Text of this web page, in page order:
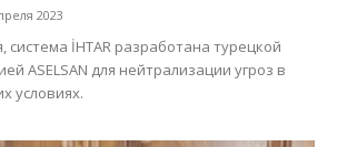
2023
İHTAR разработана турецкой
ASELSAN для нейтрализации угроз в
условиях.